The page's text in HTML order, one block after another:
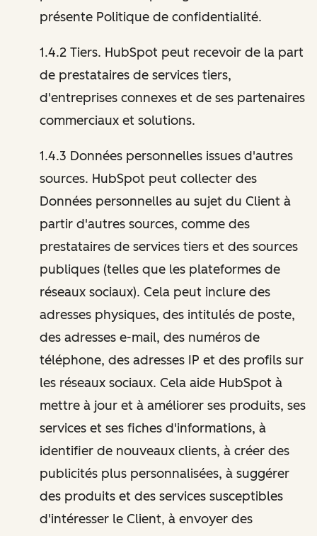
présente Politique de confidentialité.
1.4.2 Tiers. HubSpot peut recevoir de la part
de prestataires de services tiers,
d'entreprises connexes et de ses partenaires
commerciaux et solutions.
1.4.3 Données personnelles issues d'autres
sources. HubSpot peut collecter des
Données personnelles au sujet du Client à
partir d'autres sources, comme des
prestataires de services tiers et des sources
publiques (telles que les plateformes de
réseaux sociaux). Cela peut inclure des
adresses physiques, des intitulés de poste,
des adresses e-mail, des numéros de
téléphone, des adresses IP et des profils sur
les réseaux sociaux. Cela aide HubSpot à
mettre à jour et à améliorer ses produits, ses
services et ses fiches d'informations, à
identifier de nouveaux clients, à créer des
publicités plus personnalisées, à suggérer
des produits et des services susceptibles
d'intéresser le Client, à envoyer des